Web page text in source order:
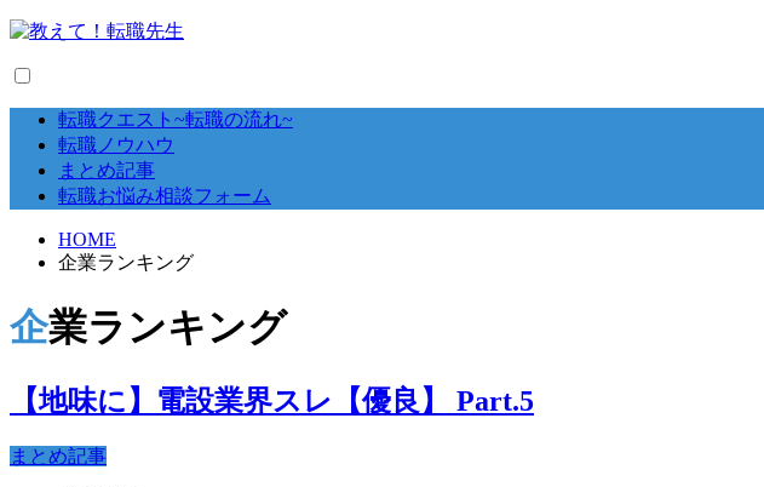
転職クエスト~転職の流れ~
転職ノウハウ
まとめ記事
転職お悩み相談フォーム
HOME
企業ランキング
企業ランキング
【地味に】電設業界スレ【優良】 Part.5
まとめ記事